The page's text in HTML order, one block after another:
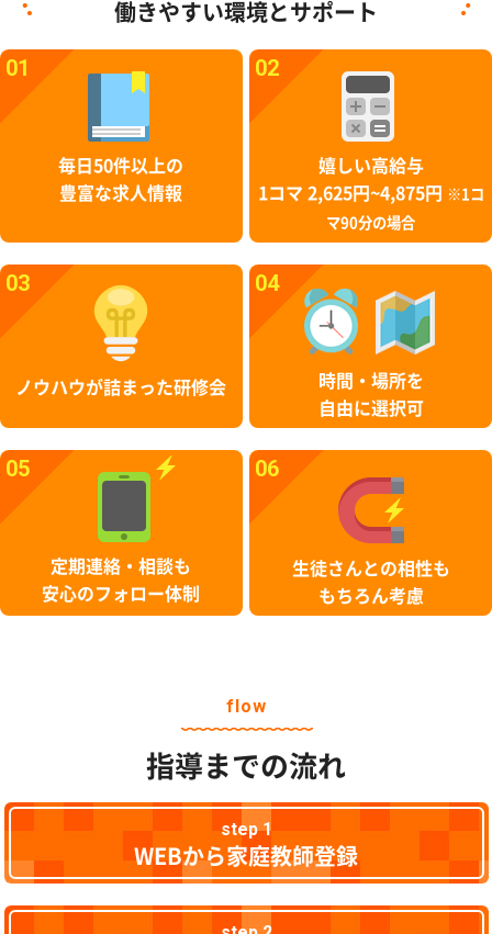
働きやすい環境とサポート
01
毎日50件以上の
豊富な求人情報
02
嬉しい高給与
1コマ 2,625円~4,875円
※1コ
マ90分の場合
03
ノウハウが詰まった研修会
04
時間・場所を
自由に選択可
05
定期連絡・相談も
安心のフォロー体制
06
生徒さんとの相性も
もちろん考慮
flow
指導までの流れ
step 1
WEBから家庭教師登録